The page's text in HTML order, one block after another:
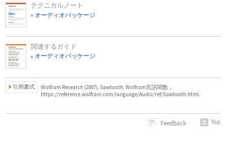
テクニカルノート
オーディオパッケージ
関連するガイド
オーディオパッケージ
引用書式
Wolfram Research (2007), Sawtooth, Wolfram言語関数，
https://reference.wolfram.com/language/Audio/ref/Sawtooth.html.
Feedback Top